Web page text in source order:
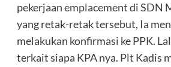
pekerjaan emplacement di SDN
yang retak-retak tersebut, Ia
melakukan konfirmasi ke PPK.
terkait siapa KPA nya. Plt Kadis